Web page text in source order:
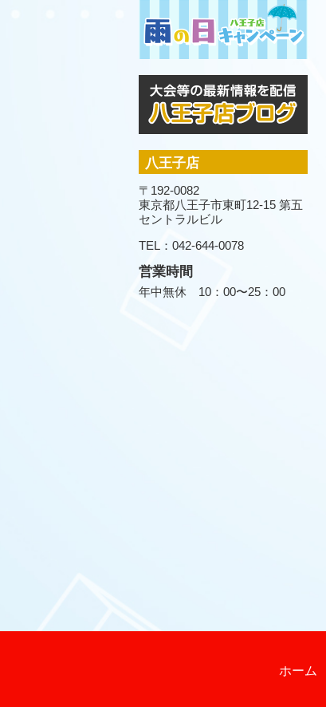
八王子店
〒192-0082
東京都八王子市東町12-15 第五
セントラルビル
TEL：042-644-0078
営業時間
年中無休 10：00〜25：00
ホーム